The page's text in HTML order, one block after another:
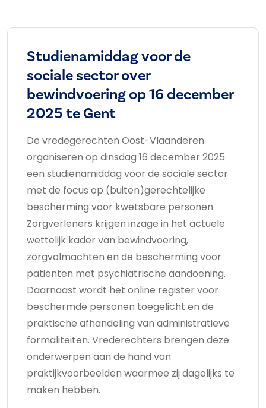
Studienamiddag voor de
sociale sector over
bewindvoering op 16 december
2025 te Gent
De vredegerechten Oost-Vlaanderen
organiseren op dinsdag 16 december 2025
een studienamiddag voor de sociale sector
met de focus op (buiten)gerechtelijke
bescherming voor kwetsbare personen.
Zorgverleners krijgen inzage in het actuele
wettelijk kader van bewindvoering,
zorgvolmachten en de bescherming voor
patiënten met psychiatrische aandoening.
Daarnaast wordt het online register voor
beschermde personen toegelicht en de
praktische afhandeling van administratieve
formaliteiten. Vrederechters brengen deze
onderwerpen aan de hand van
praktijkvoorbeelden waarmee zij dagelijks te
maken hebben.